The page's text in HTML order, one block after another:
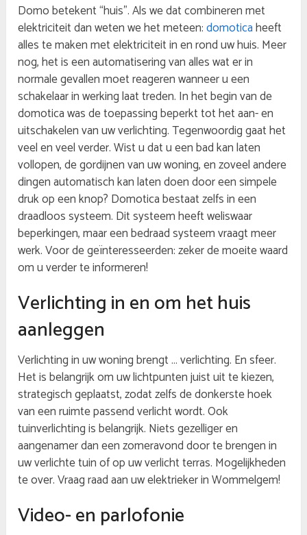
Domo betekent “huis”. Als we dat combineren met
elektriciteit dan weten we het meteen:domoticaheeft
alles te maken met elektriciteit in en rond uw huis. Meer
nog, het is een automatisering van alles wat er in
normale gevallen moet reageren wanneer u een
schakelaar in werking laat treden. In het begin van de
domotica was de toepassing beperkt tot het aan- en
uitschakelen van uw verlichting. Tegenwoordig gaat het
veel en veel verder. Wist u dat u een bad kan laten
vollopen, de gordijnen van uw woning, en zoveel andere
dingen automatisch kan laten doen door een simpele
druk op een knop? Domotica bestaat zelfs in een
draadloos systeem. Dit systeem heeft weliswaar
beperkingen, maar een bedraad systeem vraagt meer
werk. Voor de geïnteresseerden: zeker de moeite waard
om u verder te informeren!
Verlichting in en om het huis
aanleggen
Verlichting in uw woning brengt … verlichting. En sfeer.
Het is belangrijk om uw lichtpunten juist uit te kiezen,
strategisch geplaatst, zodat zelfs de donkerste hoek
van een ruimte passend verlicht wordt. Ook
tuinverlichting is belangrijk. Niets gezelliger en
aangenamer dan een zomeravond door te brengen in
uw verlichte tuin of op uw verlicht terras. Mogelijkheden
te over. Vraag raad aan uw elektrieker in Wommelgem!
Video- en parlofonie